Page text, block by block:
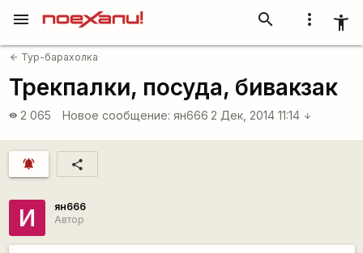
more_vert accessibility_new
search
menu
arrow_back Тур-барахолка
Трекпалки, посуда, бивакзак
visibility 2 065 Новое сообщение: ян666 2 Дек, 2014 11:14 arrow_downward
notifications_active share
И
ян666
Автор